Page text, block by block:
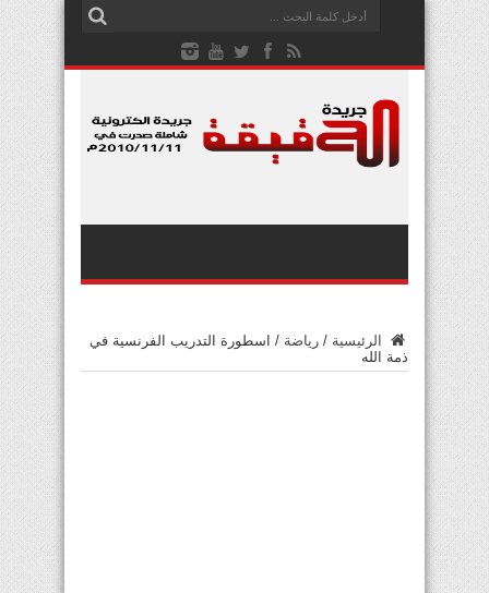
الرئيسية / رياضة / اسطورة التدريب الفرنسية في
ذمة الله